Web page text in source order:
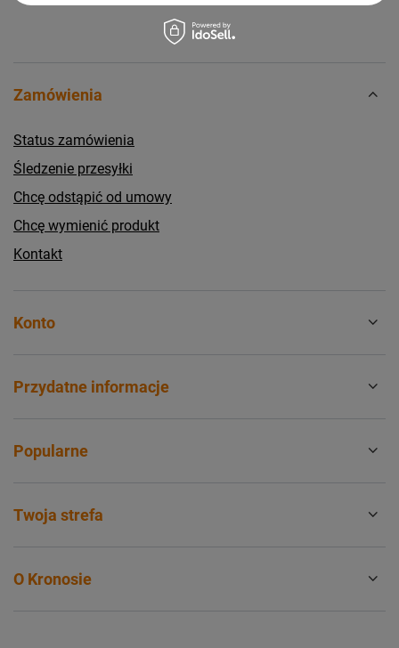
Zamówienia
Status zamówienia
Śledzenie przesyłki
Chcę odstąpić od umowy
Chcę wymienić produkt
Kontakt
Konto
Przydatne informacje
Popularne
Twoja strefa
O Kronosie